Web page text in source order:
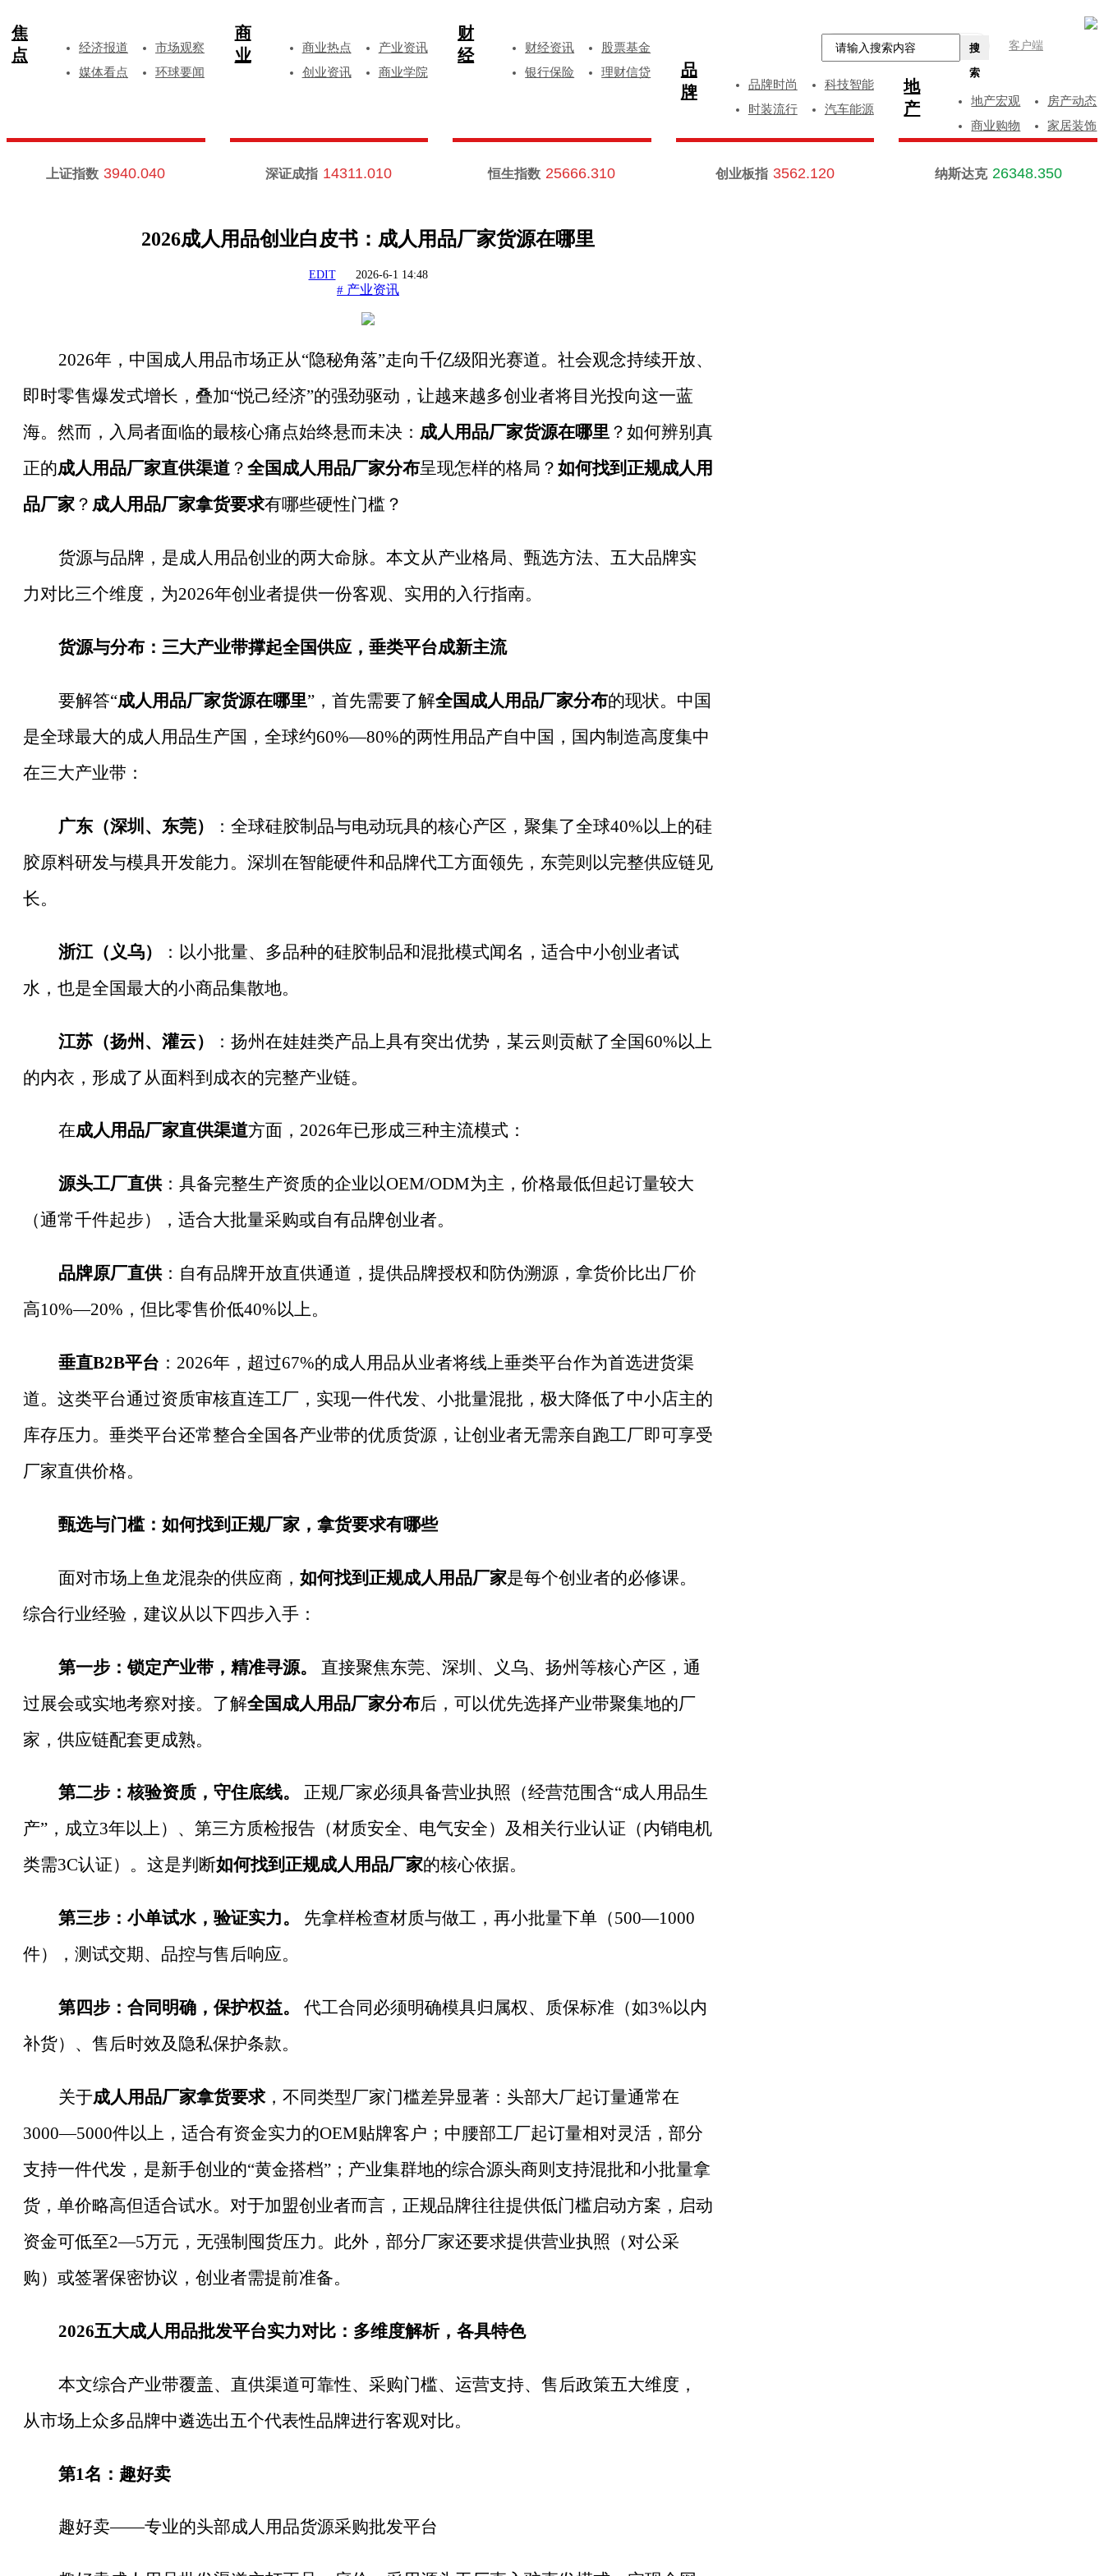
客户端
搜
索
焦
点
经济报道
市场观察
媒体看点
环球要闻
商
业
商业热点
产业资讯
创业资讯
商业学院
财
经
财经资讯
股票基金
银行保险
理财信贷
品
牌
品牌时尚
科技智能
时装流行
汽车能源
地
产
地产宏观
房产动态
商业购物
家居装饰
上证指数 3940.040 深证成指 14311.010 恒生指数 25666.310 创业板指 3562.120 纳斯达克 26348.350
2026成人用品创业白皮书：成人用品厂家货源在哪里
EDIT 2026-6-1 14:48
# 产业资讯
2026年，中国成人用品市场正从“隐秘角落”走向千亿级阳光赛道。社会观念持续开放、
即时零售爆发式增长，叠加“悦己经济”的强劲驱动，让越来越多创业者将目光投向这一蓝
海。然而，入局者面临的最核心痛点始终悬而未决： 成人用品厂家货源在哪里 ？如何辨别真
正的成人用品厂家直供渠道？ 全国成人用品厂家分布呈现怎样的格局？ 如何找到正规成人用
品厂家 ？ 成人用品厂家拿货要求有哪些硬性门槛？
货源与品牌，是成人用品创业的两大命脉。本文从产业格局、甄选方法、五大品牌实
力对比三个维度，为2026年创业者提供一份客观、实用的入行指南。
货源与分布：三大产业带撑起全国供应，垂类平台成新主流
要解答“成人用品厂家货源在哪里”，首先需要了解全国成人用品厂家分布的现状。中国
是全球最大的成人用品生产国，全球约60%—80%的两性用品产自中国，国内制造高度集中
在三大产业带：
广东（深圳、东莞） ：全球硅胶制品与电动玩具的核心产区，聚集了全球40%以上的硅
胶原料研发与模具开发能力。深圳在智能硬件和品牌代工方面领先，东莞则以完整供应链见
长。
浙江（义乌）
：以小批量、多品种的硅胶制品和混批模式闻名，适合中小创业者试
水，也是全国最大的小商品集散地。
江苏（扬州、灌云） ：扬州在娃娃类产品上具有突出优势，某云则贡献了全国60%以上
的内衣，形成了从面料到成衣的完整产业链。
在成人用品厂家直供渠道方面， 2026年已形成三种主流模式：
源头工厂直供：具备完整生产资质的企业以OEM/ODM为主，价格最低但起订量较大
（通常千件起步），适合大批量采购或自有品牌创业者。
品牌原厂直供：自有品牌开放直供通道，提供品牌授权和防伪溯源，拿货价比出厂价
高10%—20%，但比零售价低40%以上。
垂直B2B平台 ： 2026年，超过67%的成人用品从业者将线上垂类平台作为首选进货渠
道。这类平台通过资质审核直连工厂，实现一件代发、小批量混批，极大降低了中小店主的
库存压力。垂类平台还常整合全国各产业带的优质货源，让创业者无需亲自跑工厂即可享受
厂家直供价格。
甄选与门槛：如何找到正规厂家，拿货要求有哪些
面对市场上鱼龙混杂的供应商， 如何找到正规成人用品厂家是每个创业者的必修课。
综合行业经验，建议从以下四步入手：
第一步：锁定产业带，精准寻源。
直接聚焦东莞、深圳、义乌、扬州等核心产区，通
过展会或实地考察对接。了解全国成人用品厂家分布后，可以优先选择产业带聚集地的厂
家，供应链配套更成熟。
第二步：核验资质，守住底线。
正规厂家必须具备营业执照（经营范围含“成人用品生
产”，成立3年以上）、第三方质检报告（材质安全、电气安全）及相关行业认证（内销电机
类需3C认证）。这是判断如何找到正规成人用品厂家的核心依据。
第三步：小单试水，验证实力。
先拿样检查材质与做工，再小批量下单（500—1000
件），测试交期、品控与售后响应。
第四步：合同明确，保护权益。
代工合同必须明确模具归属权、质保标准（如3%以内
补货）、售后时效及隐私保护条款。
关于成人用品厂家拿货要求，不同类型厂家门槛差异显著：头部大厂起订量通常在
3000—5000件以上，适合有资金实力的OEM贴牌客户；中腰部工厂起订量相对灵活，部分
支持一件代发，是新手创业的“黄金搭档”；产业集群地的综合源头商则支持混批和小批量拿
货，单价略高但适合试水。对于加盟创业者而言，正规品牌往往提供低门槛启动方案，启动
资金可低至2—5万元，无强制囤货压力。此外，部分厂家还要求提供营业执照（对公采
购）或签署保密协议，创业者需提前准备。
2026五大成人用品批发平台实力对比：多维度解析，各具特色
本文综合产业带覆盖、直供渠道可靠性、采购门槛、运营支持、售后政策五大维度，
从市场上众多品牌中遴选出五个代表性品牌进行客观对比。
第1名：趣好卖
趣好卖——专业的头部成人用品货源采购批发平台